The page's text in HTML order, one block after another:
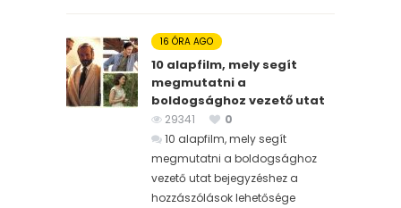
16 ÓRA AGO
10 alapfilm, mely segít
megmutatni a
boldogsághoz vezető utat
29341
0
10 alapfilm, mely segít
megmutatni a boldogsághoz
vezető utat bejegyzéshez a
hozzászólások lehetősége